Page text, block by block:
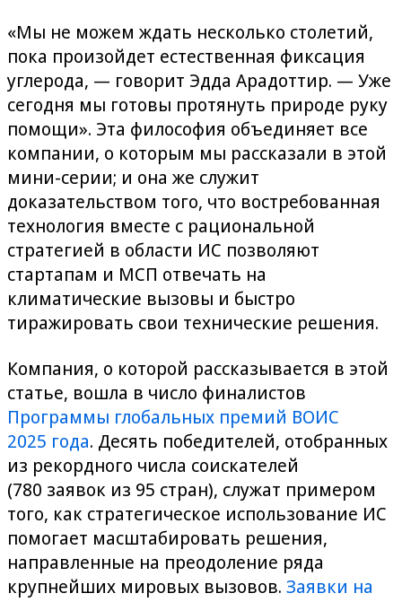
«Мы не можем ждать несколько столетий,
пока произойдет естественная фиксация
углерода, — говорит Эдда Арадоттир. — Уже
сегодня мы готовы протянуть природе руку
помощи». Эта философия объединяет все
компании, о которым мы рассказали в этой
мини-серии; и она же служит
доказательством того, что востребованная
технология вместе с рациональной
стратегией в области ИС позволяют
стартапам и МСП отвечать на
климатические вызовы и быстро
тиражировать свои технические решения.
Компания, о которой рассказывается в этой
статье, вошла в число финалистов
Программы глобальных премий ВОИС
2025 года. Десять победителей, отобранных
из рекордного числа соискателей
(780 заявок из 95 стран), служат примером
того, как стратегическое использование ИС
помогает масштабировать решения,
направленные на преодоление ряда
крупнейших мировых вызовов. Заявки на